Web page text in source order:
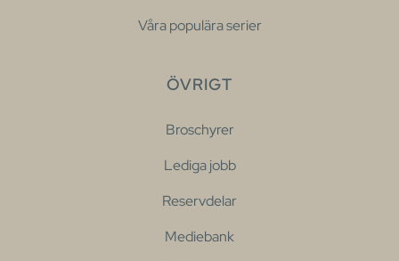
Våra populära serier
ÖVRIGT
Broschyrer
Lediga jobb
Reservdelar
Mediebank